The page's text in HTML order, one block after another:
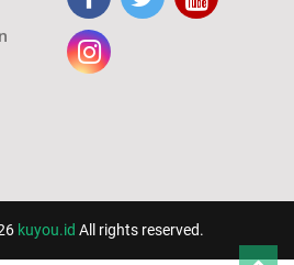
kuyou.id All rights reserved.